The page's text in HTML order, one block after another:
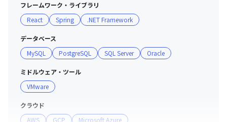
フレームワーク・ライブラリ
React
Spring .NET Framework
データベース
MySQL
PostgreSQL SQL Server Oracle
ミドルウェア・ツール
VMware
クラウド
AWS
GCP Microsoft Azure